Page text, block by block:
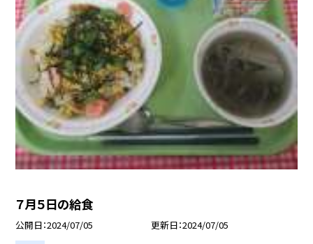
７月５日の給食
公開日 2024/07/05 更新日 2024/07/05